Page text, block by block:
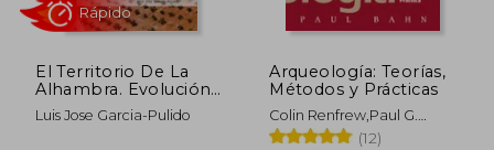
El Territorio De La
Alhambra. Evolución
De Un Paisaje Cultural
Remarcable
Luis Jose Garcia-Pulido
Arqueología: Teorías,
Métodos y Prácticas
Colin Renfrew,Paul G.
Bahn
(12)